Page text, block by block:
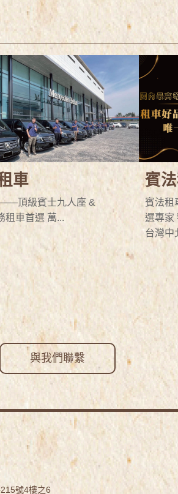
車
頂級賓士九人座 &
租車首選 萬...
賓
賓法租
選專家
台灣中
與我們聯繫
號4樓之6